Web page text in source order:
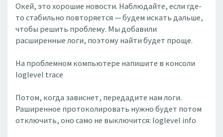
Окей, это хорошие новости. Наблюдайте, если где-
то стабильно повторяется — будем искать дальше,
чтобы решить проблему. Мы добавили
расширенные логи, поэтому найти будет проще.
На проблемном компьютере напишите в консоли
loglevel trace
Потом, когда зависнет, передадите нам логи.
Раширенное протоколировать нужно будет потом
отключить, оно само не выключится: loglevel info